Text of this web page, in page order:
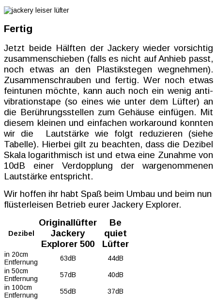
Fertig
Jetzt beide Hälften der Jackery wieder vorsichtig
zusammenschieben (falls es nicht auf Anhieb passt,
noch etwas an den Plastikstegen wegnehmen).
Zusammenschrauben und fertig. Wer noch etwas
feintunen möchte, kann auch noch ein wenig anti-
vibrationstape (so eines wie unter dem Lüfter) an
die Berührungsstellen zum Gehäuse einfügen. Mit
diesem kleinen und einfachen workaround konnten
wir die Lautstärke wie folgt reduzieren (siehe
Tabelle). Hierbei gilt zu beachten, dass die Dezibel
Skala logarithmisch ist und etwa eine Zunahme von
10dB einer Verdopplung der wargenommenen
Lautstärke entspricht.
Wir hoffen ihr habt Spaß beim Umbau und beim nun
flüsterleisen Betrieb eurer Jackery Explorer.
Dezibel
Originallüfter
Jackery
Explorer 500
Be
quiet
Lüfter
in 20cm
Entfernung
63dB
44dB
in 50cm
Entfernung
57dB
40dB
in 100cm
Entfernung
55dB 37dB